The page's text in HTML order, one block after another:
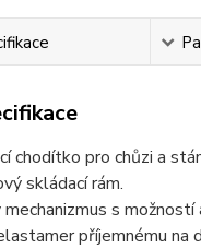
chodítko pro chůzi a
skládací rám.
s
příjemnému na